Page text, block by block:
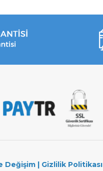
Değişim | Gizlilik Politikası